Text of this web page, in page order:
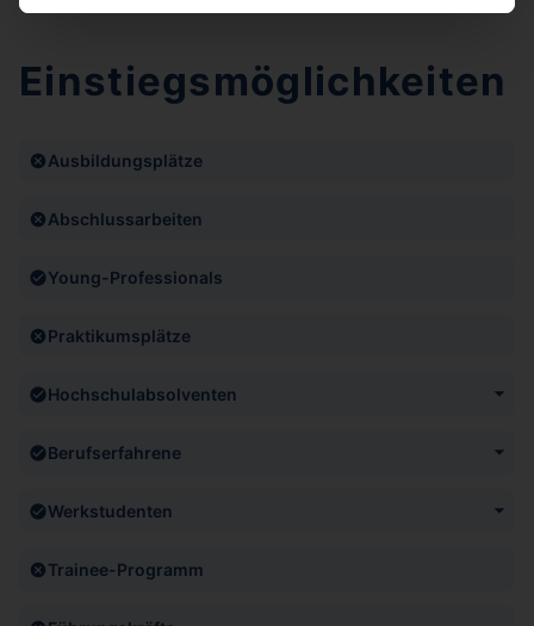
Einstiegsmöglichkeiten
Ausbildungsplätze
Abschlussarbeiten
Young-Professionals
Praktikumsplätze
Hochschulabsolventen
Berufserfahrene
Werkstudenten
Trainee-Programm